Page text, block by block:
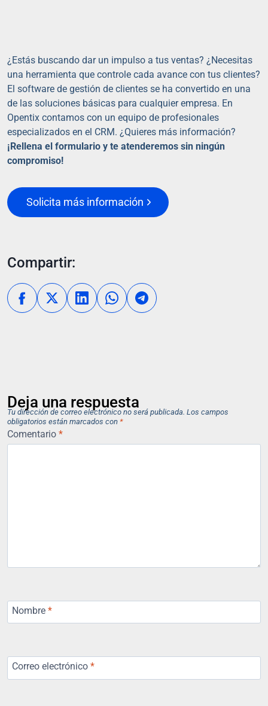
¿Estás buscando dar un impulso a tus ventas? ¿Necesitas
una herramienta que controle cada avance con tus clientes?
El software de gestión de clientes se ha convertido en una
de las soluciones básicas para cualquier empresa. En
Opentix contamos con un equipo de profesionales
especializados en el CRM. ¿Quieres más información?
¡Rellena el formulario y te atenderemos sin ningún
compromiso!
Solicita más información
Compartir:
Deja una respuesta
Tu dirección de correo electrónico no será publicada. Los campos
obligatorios están marcados con *
Comentario *
Nombre *
Correo electrónico *